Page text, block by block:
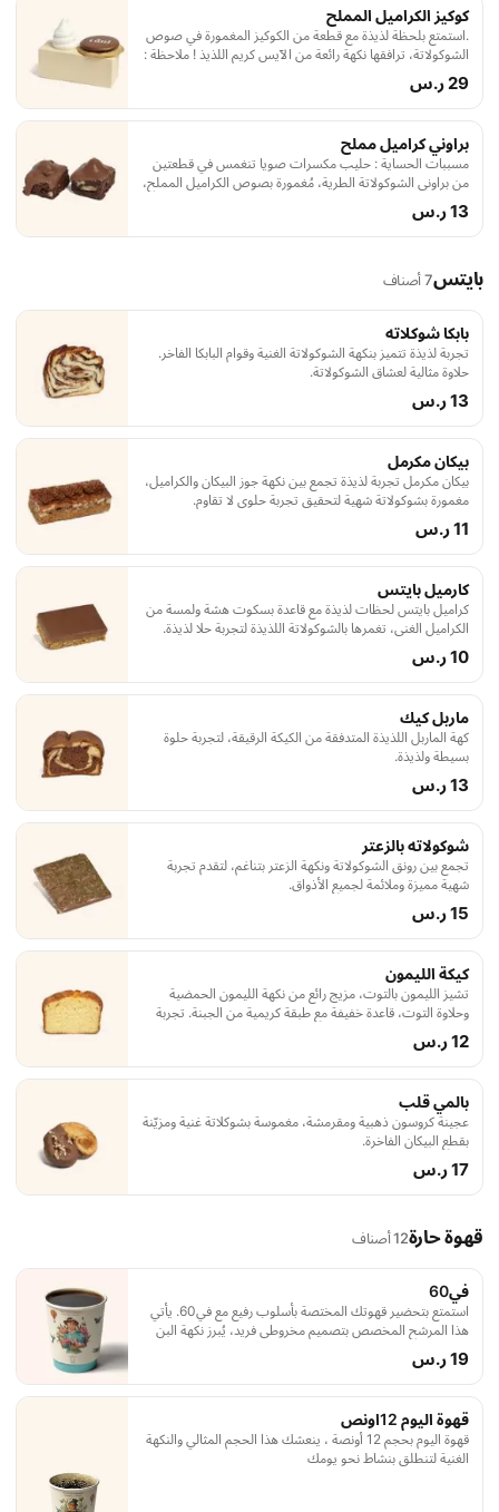
كوكيز الكراميل المملح
.استمتع بلحظة لذيذة مع قطعة من الكوكيز المغمورة في صوص
الشوكولاتة، ترافقها نكهة رائعة من الآيس كريم اللذيذ ! ملاحظة :
حرارة الجو ممكن تسبقنا.. لو وصلك الآيسكريم شوي ذايب،
اعذرنا
29 ر.س
براوني كراميل مملح
مسببات الحساية : حليب مكسرات صويا تنغمس في قطعتين
من براوني الشوكولاتة الطرية، مُغمورة بصوص الكراميل المملح،
لتقدم لك تجربة حلوى مثالية.
13 ر.س
بايتس7 أصناف
بابكا شوكلاته
تجربة لذيذة تتميز بنكهة الشوكولاتة الغنية وقوام البابكا الفاخر.
حلاوة مثالية لعشاق الشوكولاتة.
13 ر.س
بيكان مكرمل
بيكان مكرمل تجربة لذيذة تجمع بين نكهة جوز البيكان والكراميل،
مغمورة بشوكولاتة شهية لتحقيق تجربة حلوى لا تقاوم.
11 ر.س
كارميل بايتس
كراميل بايتس لحظات لذيذة مع قاعدة بسكوت هشة ولمسة من
الكراميل الغني، تغمرها بالشوكولاتة اللذيذة لتجربة حلا لذيذة.
10 ر.س
ماربل كيك
كهة الماربل اللذيذة المتدفقة من الكيكة الرقيقة، لتجربة حلوة
بسيطة ولذيذة.
13 ر.س
شوكولاته بالزعتر
تجمع بين رونق الشوكولاتة ونكهة الزعتر بتناغم، لتقدم تجربة
شهية مميزة وملائمة لجميع الأذواق.
15 ر.س
كيكة الليمون
تشيز الليمون بالتوت، مزيج رائع من نكهة الليمون الحمضية
وحلاوة التوت، قاعدة خفيفة مع طبقة كريمية من الجبنة. تجربة
لذيذة تحاكي توازنًا مثاليًا بين الحمضيات والحلاوة.
12 ر.س
بالمي قلب
عجينة كروسون ذهبية ومقرمشة، مغموسة بشوكلاتة غنية ومزيّنة
بقطع البيكان الفاخرة.
17 ر.س
قهوة حارة12 أصناف
في60
استمتع بتحضير قهوتك المختصة بأسلوب رفيع مع في60. يأتي
هذا المرشح المخصص بتصميم مخروطي فريد، يُبرز نكهة البن
بشكل مثالي
19 ر.س
قهوة اليوم 12اونص
قهوة اليوم بحجم 12 أونصة ، ينعشك هذا الحجم المثالي والنكهة
الغنية لتنطلق بنشاط نحو يومك